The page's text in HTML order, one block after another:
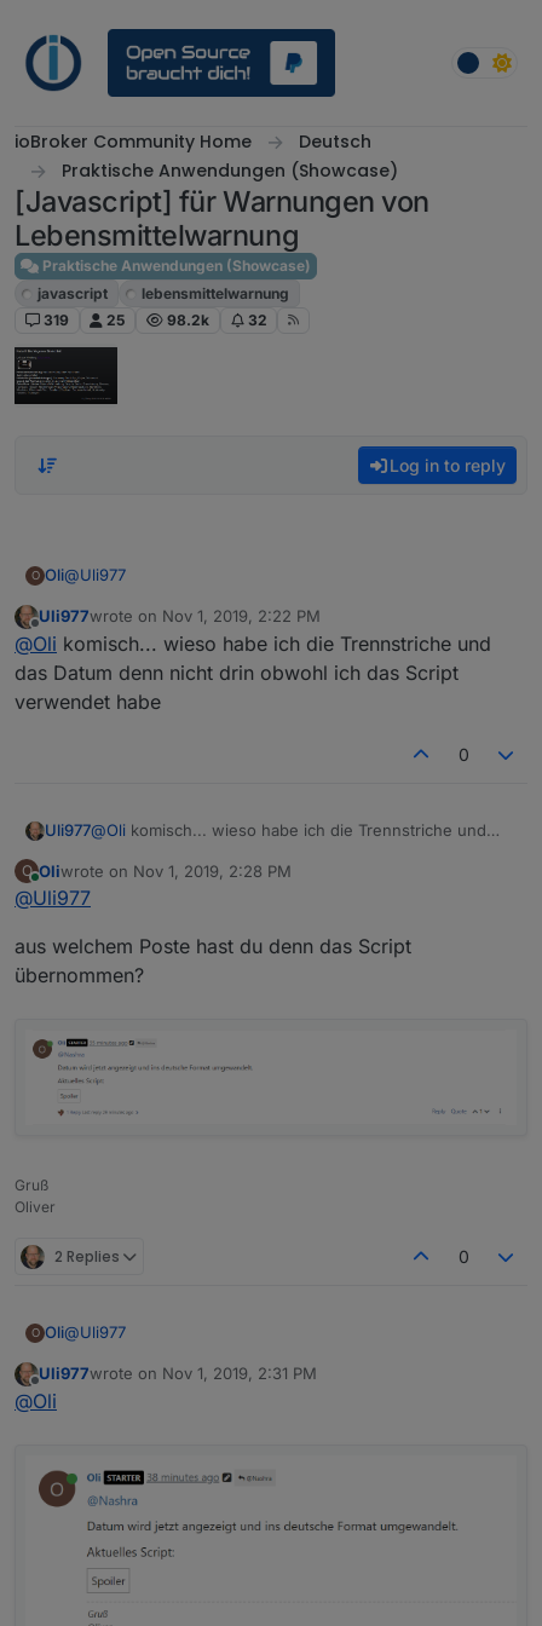
ioBroker Community Home
Deutsch
Praktische Anwendungen (Showcase)
[Javascript] für Warnungen von
Lebensmittelwarnung
Praktische Anwendungen (Showcase)
javascript
lebensmittelwarnung
319
25 98.2k 32
Log in to reply
O Oli@Uli977
das hat nichts mit der Vis zu tun, nur mit dem Script und das
ist 3 Beiträge darüber.
Offline
Uli977wrote on Nov 1, 2019, 2:22 PM
last edited by
@Oli komisch... wieso habe ich die Trennstriche und
das Datum denn nicht drin obwohl ich das Script
verwendet habe
0
Uli977@Oli komisch... wieso habe ich die Trennstriche und
verwendet habe
O
Online
Oliwrote on Nov 1, 2019, 2:28 PM
last edited by
@Uli977
aus welchem Poste hast du denn das Script
übernommen?
Gruß
Oliver
2 Replies 0
O Oli@Uli977
aus welchem Poste hast du denn das Script übernommen?
Offline
Uli977wrote on Nov 1, 2019, 2:31 PM
last edited by
@Oli